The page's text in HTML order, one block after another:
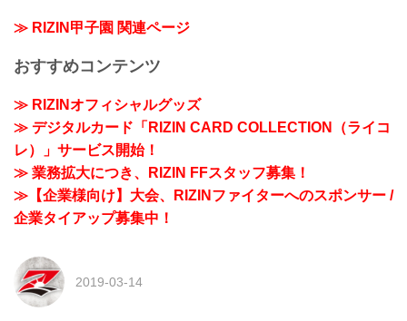
≫ RIZIN甲子園 関連ページ
おすすめコンテンツ
≫ RIZINオフィシャルグッズ
≫ デジタルカード「RIZIN CARD COLLECTION（ライコ
レ）」サービス開始！
≫ 業務拡大につき、RIZIN FFスタッフ募集！
≫【企業様向け】大会、RIZINファイターへのスポンサー /
企業タイアップ募集中！
2019-03-14